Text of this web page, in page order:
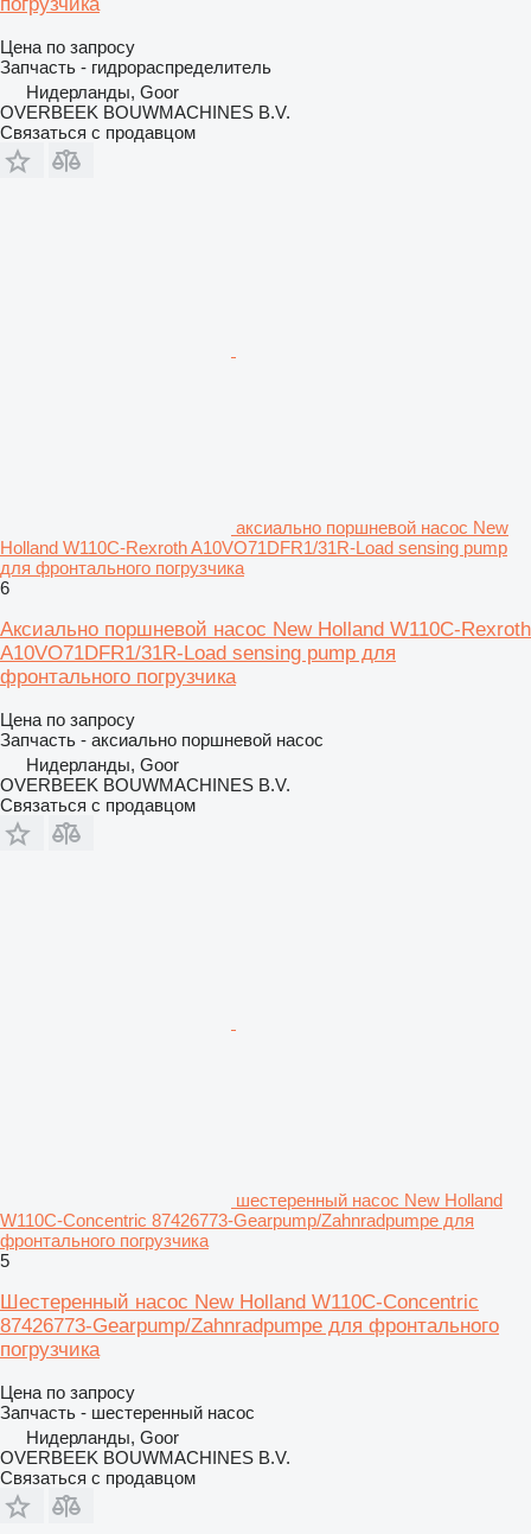
Цена по запросу
Запчасть - гидрораспределитель
Нидерланды, Goor
OVERBEEK BOUWMACHINES B.V.
Связаться с продавцом
аксиально поршневой насос New
Holland W110C-Rexroth A10VO71DFR1/31R-Load sensing pump
для фронтального погрузчика
6
Аксиально поршневой насос New Holland W110C-Rexroth
A10VO71DFR1/31R-Load sensing pump для
фронтального погрузчика
Цена по запросу
Запчасть - аксиально поршневой насос
Нидерланды, Goor
OVERBEEK BOUWMACHINES B.V.
Связаться с продавцом
шестеренный насос New Holland
W110C-Concentric 87426773-Gearpump/Zahnradpumpe для
фронтального погрузчика
5
Шестеренный насос New Holland W110C-Concentric
87426773-Gearpump/Zahnradpumpe для фронтального
погрузчика
Цена по запросу
Запчасть - шестеренный насос
Нидерланды, Goor
OVERBEEK BOUWMACHINES B.V.
Связаться с продавцом